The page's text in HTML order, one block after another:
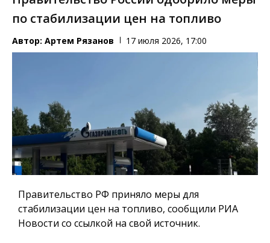
по стабилизации цен на топливо
Автор: Артем Рязанов 17 июля 2026, 17:00
Правительство РФ приняло меры для
стабилизации цен на топливо, сообщили РИА
Новости со ссылкой на свой источник.